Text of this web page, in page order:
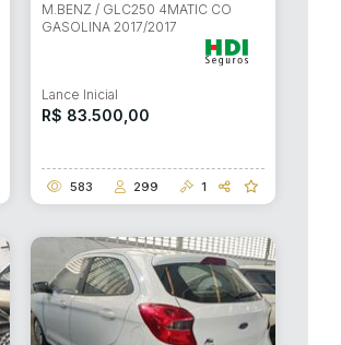
M.BENZ / GLC250 4MATIC CO
GASOLINA 2017/2017
Lance Inicial
R$ 83.500,00
583 299 1